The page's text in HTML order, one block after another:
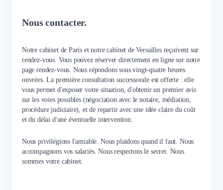
Nous contacter.
Notre cabinet de Paris et notre cabinet de Versailles reçoivent sur
rendez-vous. Vous pouvez réserver directement en ligne sur notre
page rendez-vous. Nous répondons sous vingt-quatre heures
ouvrées. La première consultation successorale est offerte : elle
vous permet d'exposer votre situation, d'obtenir un premier avis
sur les voies possibles (négociation avec le notaire, médiation,
procédure judiciaire), et de repartir avec une idée claire du coût
et du délai d'une éventuelle intervention.
Nous privilégions l'amiable. Nous plaidons quand il faut. Nous
accompagnons vos salariés. Nous respectons le secret. Nous
sommes votre cabinet.